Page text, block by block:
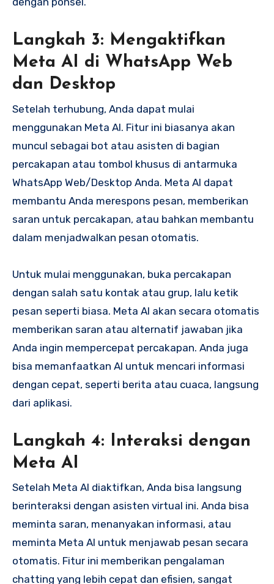
Langkah 3: Mengaktifkan
Meta AI di WhatsApp Web
dan Desktop
Setelah terhubung, Anda dapat mulai
menggunakan Meta AI. Fitur ini biasanya akan
muncul sebagai bot atau asisten di bagian
percakapan atau tombol khusus di antarmuka
WhatsApp Web/Desktop Anda. Meta AI dapat
membantu Anda merespons pesan, memberikan
saran untuk percakapan, atau bahkan membantu
dalam menjadwalkan pesan otomatis.
Untuk mulai menggunakan, buka percakapan
dengan salah satu kontak atau grup, lalu ketik
pesan seperti biasa. Meta AI akan secara otomatis
memberikan saran atau alternatif jawaban jika
Anda ingin mempercepat percakapan. Anda juga
bisa memanfaatkan AI untuk mencari informasi
dengan cepat, seperti berita atau cuaca, langsung
dari aplikasi.
Langkah 4: Interaksi dengan
Meta AI
Setelah Meta AI diaktifkan, Anda bisa langsung
berinteraksi dengan asisten virtual ini. Anda bisa
meminta saran, menanyakan informasi, atau
meminta Meta AI untuk menjawab pesan secara
otomatis. Fitur ini memberikan pengalaman
chatting yang lebih cepat dan efisien, sangat